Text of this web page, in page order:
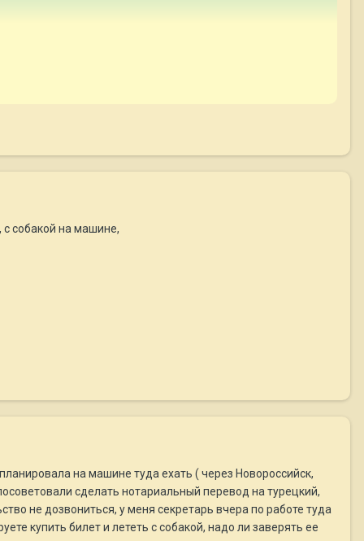
с собакой на машине,
на машине туда ехать ( через Новороссийск,
сделать нотариальный перевод на турецкий,
не дозвониться, у меня секретарь вчера по работе туда
купить билет и лететь с собакой, надо ли заверять ее